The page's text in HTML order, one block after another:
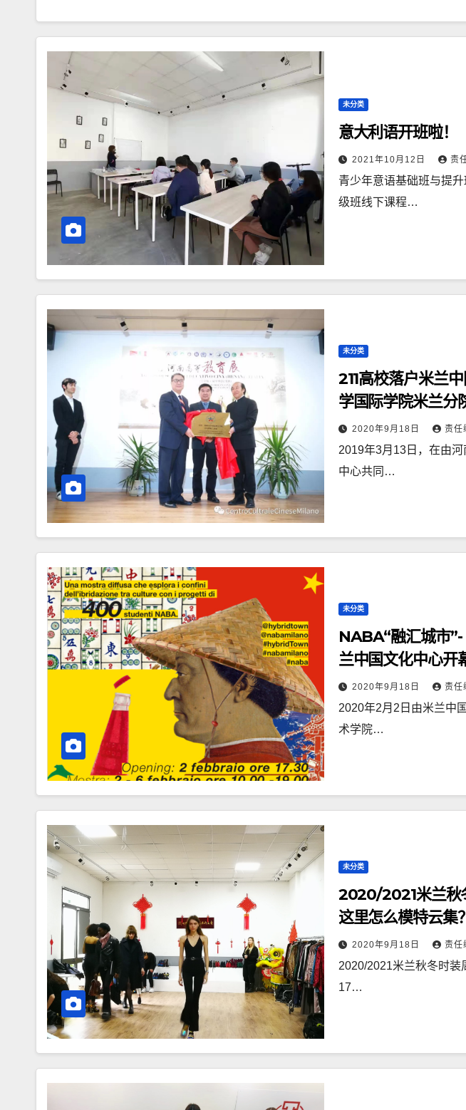
未分类
意大利语开班啦！
2021年10月12日 责
青少年意语基础班与提
级班线下课程…
未分类
211高校落户米兰
学国际学院米兰分
2020年9月18日 责任
2019年3月13日，在由
中心共同…
未分类
NABA“融汇城市
兰中国文化中心开
2020年9月18日 责任
2020年2月2日由米兰中
术学院…
未分类
2020/2021米兰秋
这里怎么模特云集？
2020年9月18日 责任
2020/2021米兰秋冬时装
17…